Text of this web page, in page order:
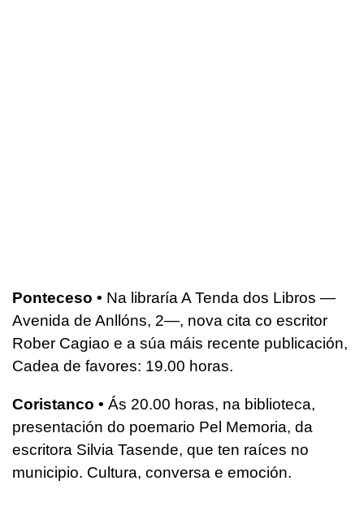
Ponteceso • Na libraría A Tenda dos Libros —
Avenida de Anllóns, 2—, nova cita co escritor
Rober Cagiao e a súa máis recente publicación,
Cadea de favores: 19.00 horas.
Coristanco • Ás 20.00 horas, na biblioteca,
presentación do poemario Pel Memoria, da
escritora Silvia Tasende, que ten raíces no
municipio. Cultura, conversa e emoción.